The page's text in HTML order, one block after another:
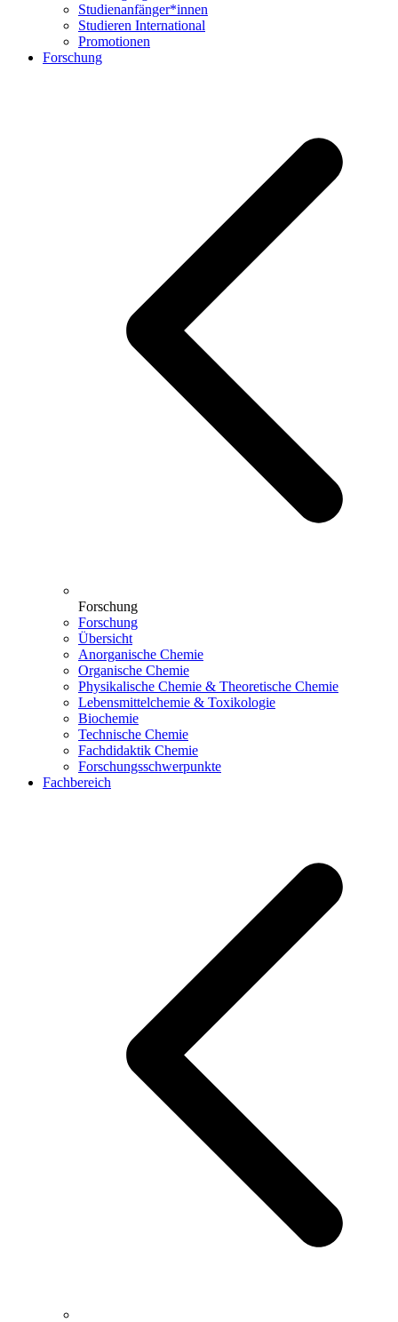
Studienanfänger*innen
Studieren International
Promotionen
Forschung
Forschung
Forschung
Übersicht
Anorganische Chemie
Organische Chemie
Physikalische Chemie & Theoretische Chemie
Lebensmittelchemie & Toxikologie
Biochemie
Technische Chemie
Fachdidaktik Chemie
Forschungsschwerpunkte
Fachbereich